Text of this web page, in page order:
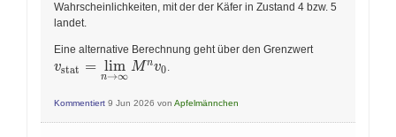
Wahrscheinlichkeiten, mit der der Käfer in Zustand 4 bzw. 5
landet.
Eine alternative Berechnung geht über den Grenzwert
vstat =
n→∞
lim Mnv0.
Kommentiert 9 Jun 2026 von Apfelmännchen